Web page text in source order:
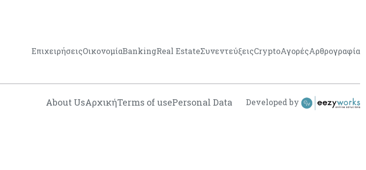
ΕπιχειρήσειςΟικονομίαBankingReal EstateΣυνεντεύξειςCryptoΑγορέςΑρθρογραφία
About UsΑρχικήTerms of usePersonal Data Developed by